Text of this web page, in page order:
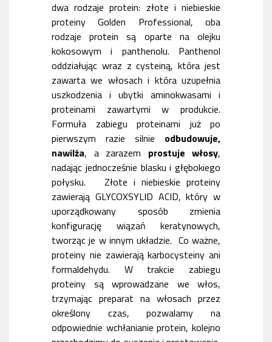
dwa rodzaje protein: złote i niebieskie
proteiny Golden Professional, oba
rodzaje protein są oparte na olejku
kokosowym i panthenolu. Panthenol
oddziałując wraz z cysteiną, która jest
zawarta we włosach i która uzupełnia
uszkodzenia i ubytki aminokwasami i
proteinami zawartymi w produkcie.
Formuła zabiegu proteinami już po
pierwszym razie silnie odbudowuje,
nawilża, a zarazem prostuje włosy,
nadając jednocześnie blasku i głębokiego
połysku. Złote i niebieskie proteiny
zawierają GLYCOXSYLID ACID, który w
uporządkowany sposób zmienia
konfigurację wiązań keratynowych,
tworząc je w innym układzie. Co ważne,
proteiny nie zawierają karbocysteiny ani
formaldehydu. W trakcie zabiegu
proteiny są wprowadzane we włos,
trzymając preparat na włosach przez
określony czas, pozwalamy na
odpowiednie wchłanianie protein, kolejno